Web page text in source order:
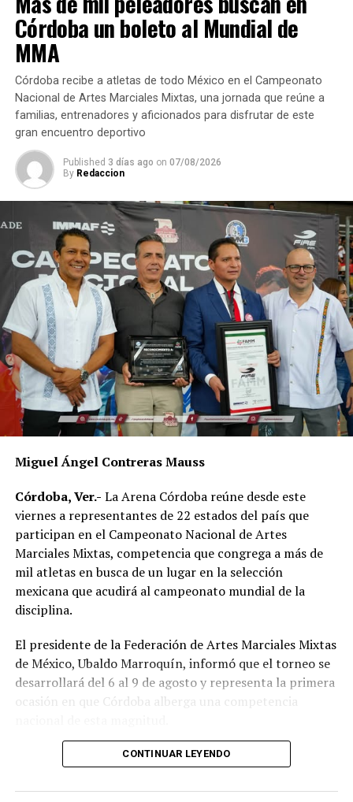
Córdoba un boleto al Mundial de
MMA
Córdoba recibe a atletas de todo México en el Campeonato
Nacional de Artes Marciales Mixtas, una jornada que reúne a
familias, entrenadores y aficionados para disfrutar de este
gran encuentro deportivo
Published 3 días ago on 07/08/2026
By Redaccion
Miguel Ángel Contreras Mauss
Córdoba, Ver.- La Arena Córdoba reúne desde este
viernes a representantes de 22 estados del país que
participan en el Campeonato Nacional de Artes
Marciales Mixtas, competencia que congrega a más de
mil atletas en busca de un lugar en la selección
mexicana que acudirá al campeonato mundial de la
disciplina.
El presidente de la Federación de Artes Marciales Mixtas
de México, Ubaldo Marroquín, informó que el torneo se
desarrollará del 6 al 9 de agosto y representa la primera
ocasión en que Córdoba alberga una competencia
CONTINUAR LEYENDO